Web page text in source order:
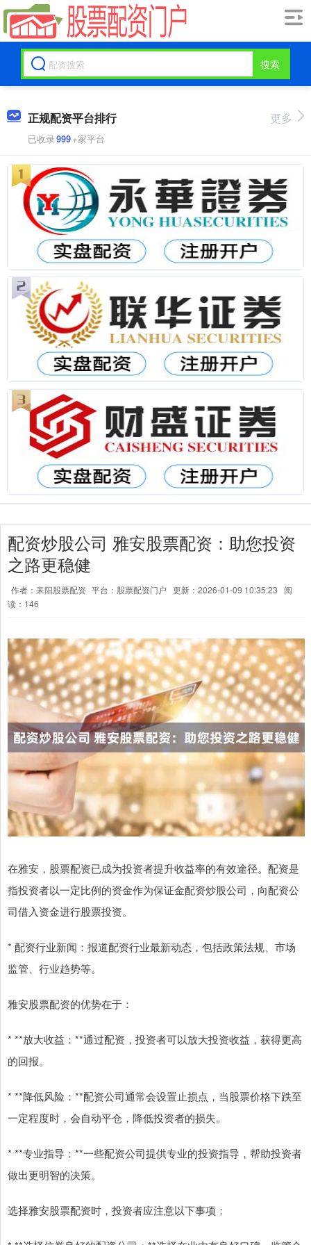
搜索
正规配资平台排行
已收录999+家平台
更多
配资炒股公司 雅安股票配资：助您投资
之路更稳健
作者：耒阳股票配资 平台：股票配资门户 更新：2026-01-09 10:35:23
阅
读：146
在雅安，股票配资已成为投资者提升收益率的有效途径。配资是
指投资者以一定比例的资金作为保证金配资炒股公司，向配资公
司借入资金进行股票投资。
* 配资行业新闻：报道配资行业最新动态，包括政策法规、市场
监管、行业趋势等。
雅安股票配资的优势在于：
* **放大收益：**通过配资，投资者可以放大投资收益，获得更高
的回报。
* **降低风险：**配资公司通常会设置止损点，当股票价格下跌至
一定程度时，会自动平仓，降低投资者的损失。
* **专业指导：**一些配资公司提供专业的投资指导，帮助投资者
做出更明智的决策。
选择雅安股票配资时，投资者应注意以下事项：